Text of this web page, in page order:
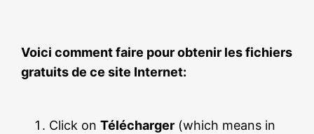
Voici comment faire pour obtenir les fichiers
gratuits de ce site Internet:
Click onTélécharger (which means in